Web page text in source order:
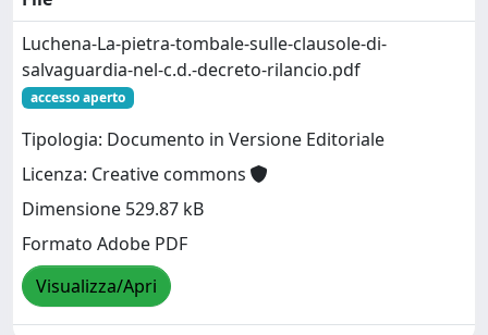
Luchena-La-pietra-tombale-sulle-clausole-di-
salvaguardia-nel-c.d.-decreto-rilancio.pdf
accesso aperto
Tipologia: Documento in Versione Editoriale
Licenza: Creative commons
Dimensione 529.87 kB
Formato Adobe PDF
Visualizza/Apri